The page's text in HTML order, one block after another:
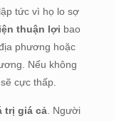
tức vì họ lo sợ
thuận lợi bao
phương hoặc
Nếu không
cực thấp.
trị giá cả. Người